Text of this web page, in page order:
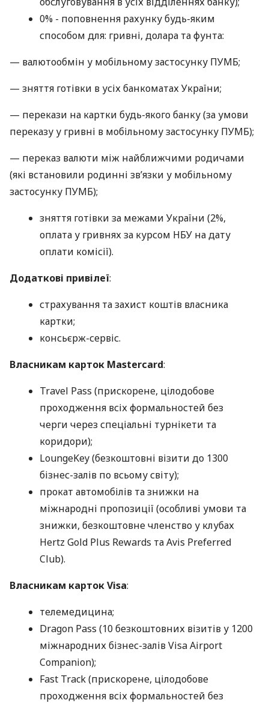
0% - поповнення рахунку будь-яким
способом для: гривні, долара та фунта:
— валютообмін у мобільному застосунку ПУМБ;
— зняття готівки в усіх банкоматах України;
— перекази на картки будь-якого банку (за умови
переказу у гривні в мобільному застосунку ПУМБ);
— переказ валюти між найближчими родичами
(які встановили родинні зв’язки у мобільному
застосунку ПУМБ);
зняття готівки за межами України (2%,
оплата у гривнях за курсом НБУ на дату
оплати комісії).
Додаткові привілеї:
страхування та захист коштів власника
картки;
консьєрж-сервіс.
Власникам карток Mastercard:
Travel Pass (прискорене, цілодобове
проходження всіх формальностей без
черги через спеціальні турнікети та
коридори);
LoungeKey (безкоштовні візити до 1300
бізнес-залів по всьому світу);
прокат автомобілів та знижки на
міжнародні пропозиції (особливі умови та
знижки, безкоштовне членство у клубах
Hertz Gold Plus Rewards та Avis Preferred
Club).
Власникам карток Visa:
телемедицина;
Dragon Pass (10 безкоштовних візитів у 1200
міжнародних бізнес-залів Visa Airport
Companion);
Fast Track (прискорене, цілодобове
проходження всіх формальностей без